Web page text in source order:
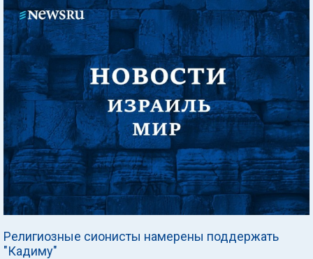
Религиозные сионисты намерены поддержать
"Кадиму"